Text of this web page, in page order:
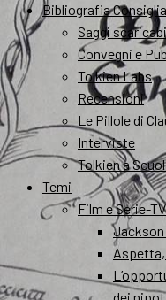
Bibliografia
Saggi
Convegni e
Tolkien Labs
Recensioni
Le Pillole di
Interviste
Tolkien a
Temi
Film e Serie-TV
Jackson
Aspetta,